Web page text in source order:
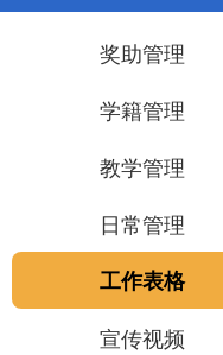
奖助管理
学籍管理
教学管理
日常管理
工作表格
宣传视频